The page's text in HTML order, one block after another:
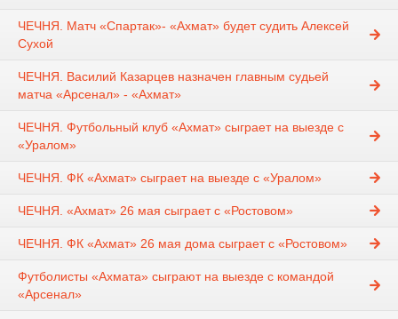
ЧЕЧНЯ. Матч «Спартак»- «Ахмат» будет судить Алексей
Сухой
ЧЕЧНЯ. Василий Казарцев назначен главным судьей
матча «Арсенал» - «Ахмат»
ЧЕЧНЯ. Футбольный клуб «Ахмат» сыграет на выезде с
«Уралом»
ЧЕЧНЯ. ФК «Ахмат» сыграет на выезде с «Уралом»
ЧЕЧНЯ. «Ахмат» 26 мая сыграет с «Ростовом»
ЧЕЧНЯ. ФК «Ахмат» 26 мая дома сыграет с «Ростовом»
Футболисты «Ахмата» сыграют на выезде с командой
«Арсенал»